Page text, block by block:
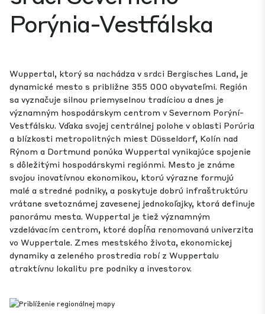
Porýnia-Vestfálska
Wuppertal, ktorý sa nachádza v srdci Bergisches Land, je
dynamické mesto s približne 355 000 obyvateľmi. Región
sa vyznačuje silnou priemyselnou tradíciou a dnes je
významným hospodárskym centrom v Severnom Porýní-
Vestfálsku. Vďaka svojej centrálnej polohe v oblasti Porúria
a blízkosti metropolitných miest Düsseldorf, Kolín nad
Rýnom a Dortmund ponúka Wuppertal vynikajúce spojenie
s dôležitými hospodárskymi regiónmi. Mesto je známe
svojou inovatívnou ekonomikou, ktorú výrazne formujú
malé a stredné podniky, a poskytuje dobrú infraštruktúru
vrátane svetoznámej zavesenej jednokoľajky, ktorá definuje
panorámu mesta. Wuppertal je tiež významným
vzdelávacím centrom, ktoré dopĺňa renomovaná univerzita
vo Wuppertale. Zmes mestského života, ekonomickej
dynamiky a zeleného prostredia robí z Wuppertalu
atraktívnu lokalitu pre podniky a investorov.